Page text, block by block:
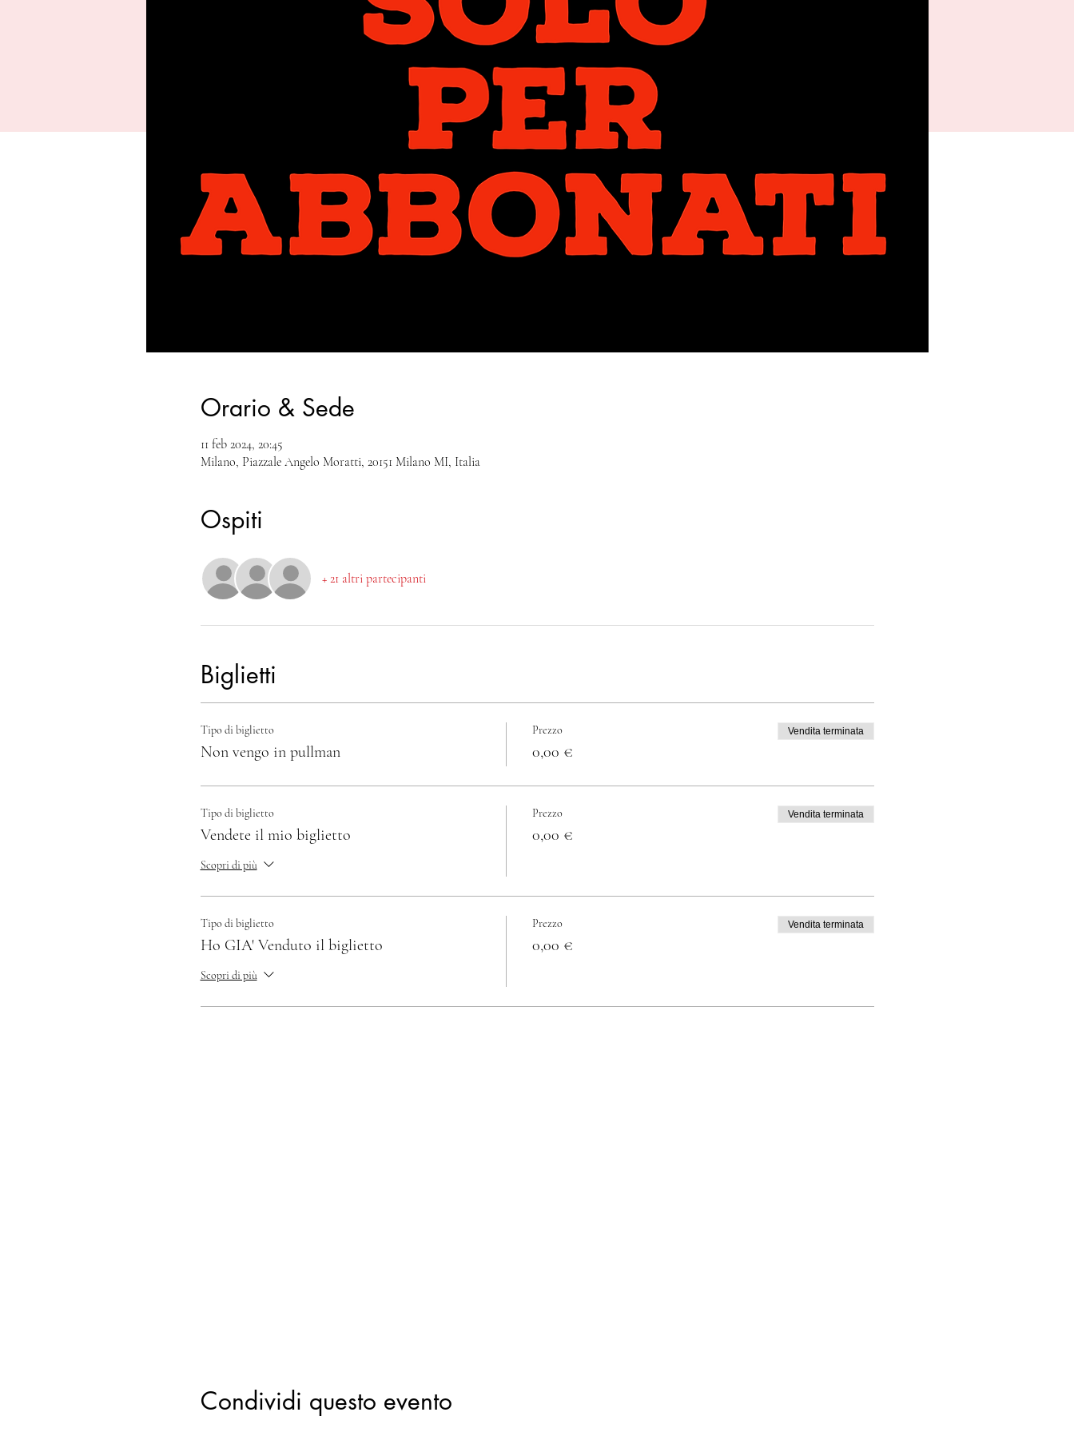
Orario & Sede
11 feb 2024, 20:45
Milano, Piazzale Angelo Moratti, 20151 Milano MI, Italia
Ospiti
+ 21 altri partecipanti
Biglietti
Tipo di biglietto
Non vengo in pullman
Prezzo
0,00 €
Vendita terminata
Tipo di biglietto
Vendete il mio biglietto
Scopri di più
Prezzo
0,00 €
Vendita terminata
Tipo di biglietto
Ho GIA' Venduto il biglietto
Scopri di più
Prezzo
0,00 €
Vendita terminata
Condividi questo evento